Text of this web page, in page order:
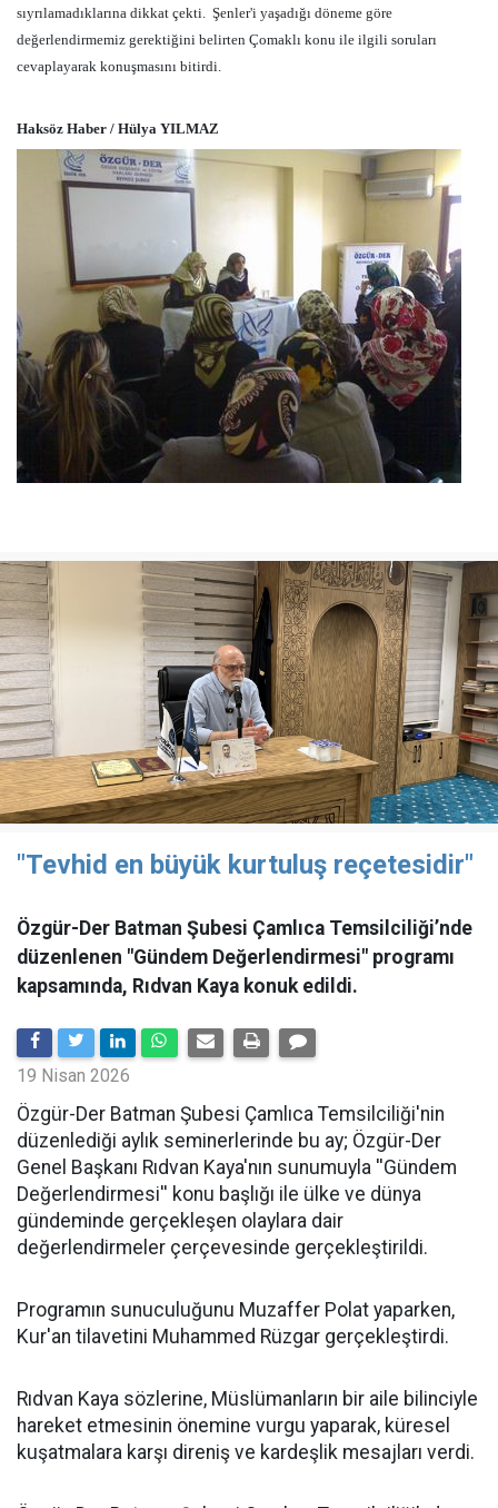
sıyrılamadıklarına dikkat çekti. Şenler'i yaşadığı döneme göre
değerlendirmemiz gerektiğini belirten Çomaklı konu ile ilgili soruları
cevaplayarak konuşmasını bitirdi.
Haksöz Haber / Hülya YILMAZ
"Tevhid en büyük kurtuluş reçetesidir"
Özgür-Der Batman Şubesi Çamlıca Temsilciliği’nde
düzenlenen "Gündem Değerlendirmesi" programı
kapsamında, Rıdvan Kaya konuk edildi.
19 Nisan 2026
​Özgür-Der Batman Şubesi Çamlıca Temsilciliği'nin
düzenlediği aylık seminerlerinde bu ay; Özgür-Der
Genel Başkanı Rıdvan Kaya'nın sunumuyla ''Gündem
Değerlendirmesi'' konu başlığı ile ülke ve dünya
gündeminde gerçekleşen olaylara dair
değerlendirmeler çerçevesinde gerçekleştirildi.
Programın sunuculuğunu Muzaffer Polat yaparken,
Kur'an tilavetini Muhammed Rüzgar gerçekleştirdi.
Rıdvan Kaya sözlerine, Müslümanların bir aile bilinciyle
hareket etmesinin önemine vurgu yaparak, küresel
kuşatmalara karşı direniş ve kardeşlik mesajları verdi.